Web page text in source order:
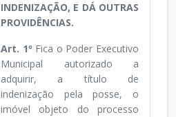
INDENIZAÇÃO, E DÁ OUTRAS
PROVIDÊNCIAS.
Art. 1º Fica o Poder Executivo
Municipal autorizado a
adquirir, a título de
indenização pela posse, o
imóvel objeto do processo